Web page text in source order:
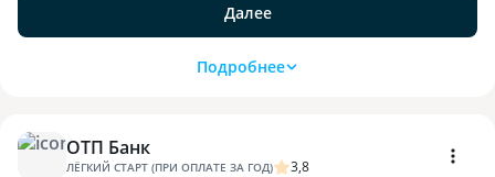
Далее
Подробнее
ОТП Банк
ЛЁГКИЙ СТАРТ (ПРИ ОПЛАТЕ ЗА ГОД) 3,8